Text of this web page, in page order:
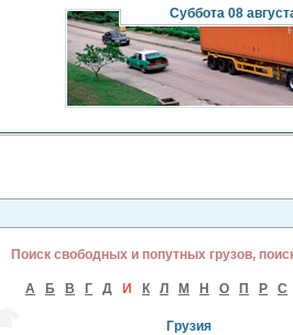
Суббота08
Поиск свободных и попутных грузов,
А Б В Г Д И К Л М Н О П Р С
Грузия